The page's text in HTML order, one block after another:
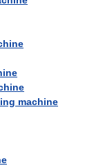
machine